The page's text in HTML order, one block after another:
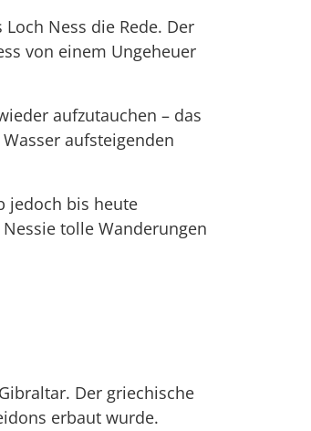
Ness die Rede. Der
von einem Ungeheuer
aufzutauchen – das
aufsteigenden
jedoch bis heute
tolle Wanderungen
Der griechische
erbaut wurde.